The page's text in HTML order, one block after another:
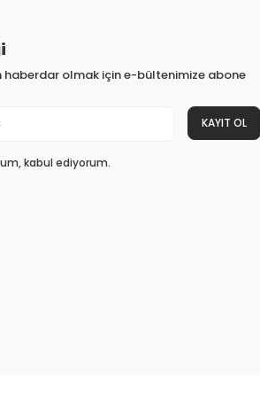
haberdar olmak için e-bültenimize abone
KAYIT OL
kabul ediyorum.